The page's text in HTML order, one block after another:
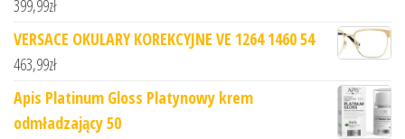
399,99zł
VERSACE OKULARY KOREKCYJNE VE 1264 1460 54
463,99zł
Apis Platinum Gloss Platynowy krem
odmładzający 50